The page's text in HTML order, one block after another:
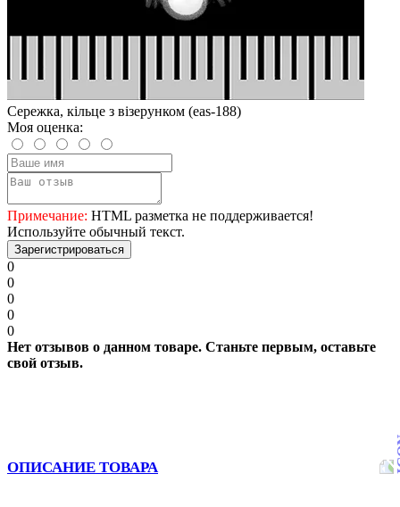
Сережка, кільце з візерунком (eas-188)
Моя оценка:
Примечание: HTML разметка не поддерживается!
Используйте обычный текст.
Зарегистрироваться
0
0
0
0
0
Нет отзывов о данном товаре. Станьте первым, оставьте
свой отзыв.
ОПИСАНИЕ ТОВАРА